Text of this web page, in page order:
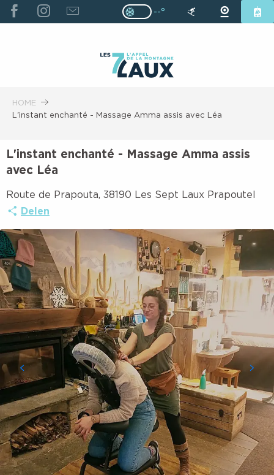
ALLER
AU
Page D’accueil Actuelle Hiver :
Page D’accueil Actuelle
--°
HOME
L'instant enchanté - Massage Amma assis avec Léa
L'instant enchanté - Massage Amma assis
avec Léa
Route de Prapouta, 38190 Les Sept Laux Prapoutel
Delen